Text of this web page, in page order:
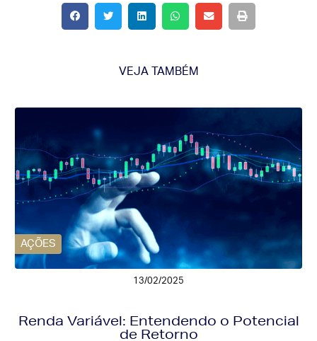
VEJA TAMBÉM
AÇÕES
13/02/2025
Renda Variável: Entendendo o Potencial
de Retorno